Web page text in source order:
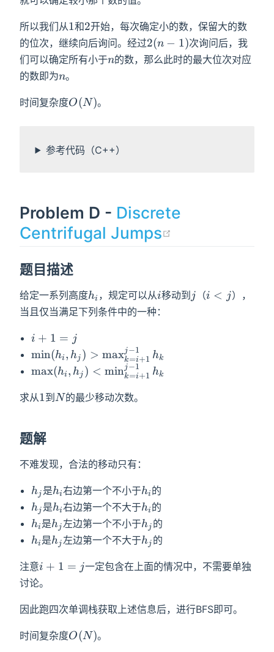
所以我们从1
1和2
2开始，每次确定小的数，保留大的数
的位次，继续向后询问。经过2(n-
1)
2(n − 1)次询问后，我
们可以确定所有小于n
n的数，那么此时的最大位次对应
的数即为n
n。
时间复杂度O(N)
O(N)。
参考代码（C++）
Problem D - Discrete
Centrifugal Jumps
题目描述
给定一系列高度h_i
hi ，规定可以从i
i移动到jj （i<j
i < j），
当且仅当满足下列条件中的一种：
i+1=j
i + 1 = j
\min(h_i,h_j)>\max_{k=i+1}^{j-
1} h_k
min(hi , hj ) > maxk=i+1
j−1 hk
\max(h_i,h_j)
1} h_k
max(hi , hj ) < mink=i+1
j−1 hk
求从1
1到 N
N的最少移动次数。
题解
不难发现，合法的移动只有：
h_j
hj 是h_i
hi右边第一个不小于h_i
hi 的
h_j
hj 是h_i
hi右边第一个不大于h_i
hi 的
h_i
hi 是h_j
hj 左边第一个不小于h_j
hj 的
h_i
hi 是h_j
hj 左边第一个不大于h_j
hj 的
注意i+1=j
i + 1 = j一定包含在上面的情况中，不需要单独
讨论。
因此跑四次单调栈获取上述信息后，进行BFS即可。
时间复杂度O(N)
O(N)。